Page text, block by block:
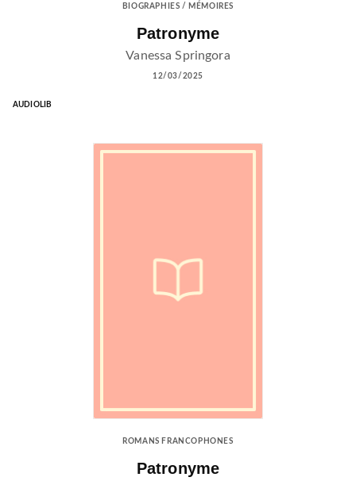
BIOGRAPHIES / MÉMOIRES
Patronyme
Vanessa Springora
12/03/2025
AUDIOLIB
ROMANS FRANCOPHONES
Patronyme